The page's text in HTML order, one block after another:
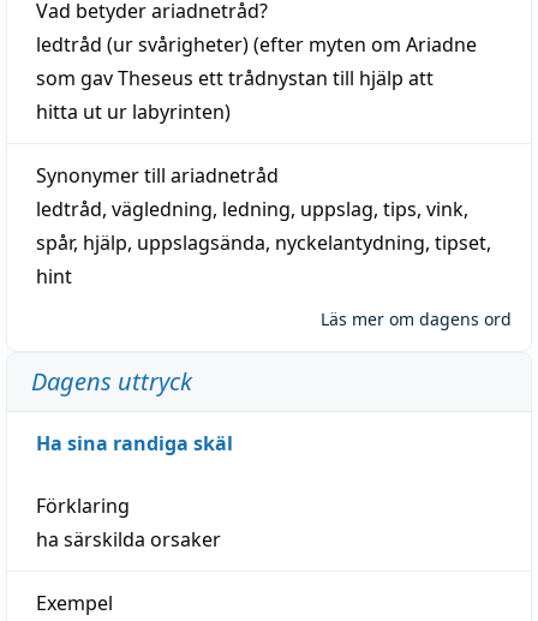
Vad betyderariadnetråd?
ledtråd (ur svårigheter) (efter myten om Ariadne
som gav Theseus ett trådnystan till hjälp att
hitta ut ur labyrinten)
Synonymer till ariadnetråd
ledtråd, vägledning, ledning, uppslag, tips, vink,
spår, hjälp, uppslagsända, nyckelantydning, tipset,
hint
Läs mer om dagens ord
Dagens uttryck
Ha sina randiga skäl
Förklaring
ha särskilda orsaker
Exempel